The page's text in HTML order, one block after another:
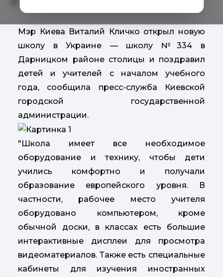
Мэр Киева Виталий Кличко открыл новую
школу в Украине — школу №334 в
Дарницком районе столицы и поздравил
детей и учителей с началом учебного
года, сообщила пресс-служба Киевской
городской государственной
администрации.
"Школа имеет все необходимое
оборудование и технику, чтобы дети
учились комфортно и получали
образование европейского уровня. В
частности, рабочее место учителя
оборудовано компьютером, кроме
обычной доски, в классах есть большие
интерактивные дисплеи для просмотра
видеоматериалов. Также есть специальные
кабинеты для изучения иностранных